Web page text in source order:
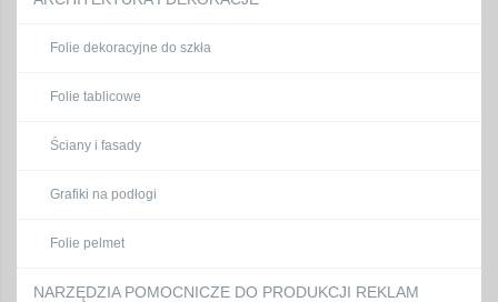
Folie dekoracyjne do szkła
Folie tablicowe
Ściany i fasady
Grafiki na podłogi
Folie pelmet
NARZĘDZIA POMOCNICZE DO PRODUKCJI REKLAM